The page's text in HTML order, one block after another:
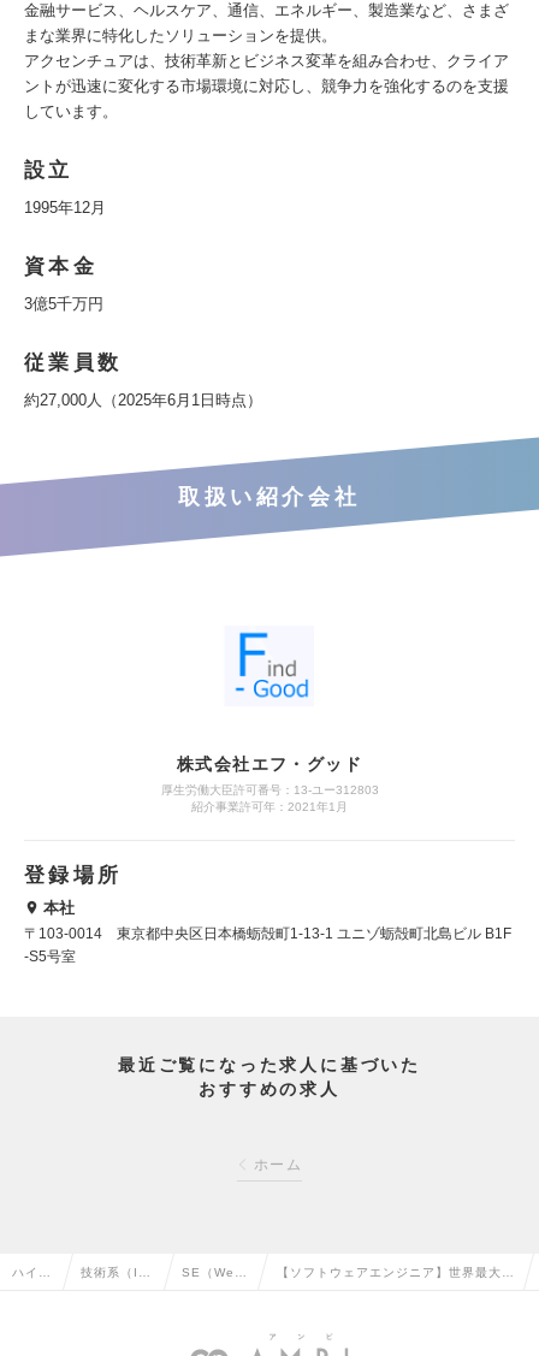
金融サービス、ヘルスケア、通信、エネルギー、製造業など、さまざ
まな業界に特化したソリューションを提供。
アクセンチュアは、技術革新とビジネス変革を組み合わせ、クライア
ントが迅速に変化する市場環境に対応し、競争力を強化するのを支援
しています。
設立
1995年12月
資本金
3億5千万円
従業員数
約27,000人（2025年6月1日時点）
取扱い紹介会社
株式会社エフ・グッド
厚生労働大臣許可番号：13-ユー312803
紹介事業許可年：2021年1月
登録場所
本社
〒103-0014 東京都中央区日本橋蛎殻町1-13-1 ユニゾ蛎殻町北島ビル B1F
-S5号室
最近ご覧になった求人に基づいた
おすすめの求人
ホーム
ハイク 技術系（I SE（We
ン系）の転
【ソフトウェアエンジニア】世界最大コ
／柔軟な働き方が可能の求人情報